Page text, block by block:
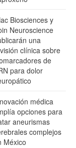
Biosciences y
Neuroscience
una
clínica sobre
de
para dolor
médica
opciones para
aneurismas
complejos
México